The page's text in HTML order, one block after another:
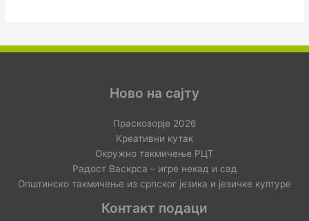
Ново на сајту
Праскозорје 2026
Креативни кутак
Окружно такмичење РЦТ
Радост Васкрса – игре некад и сад
Општинско такмичење из српског језика и језичке културе
Контакт подаци